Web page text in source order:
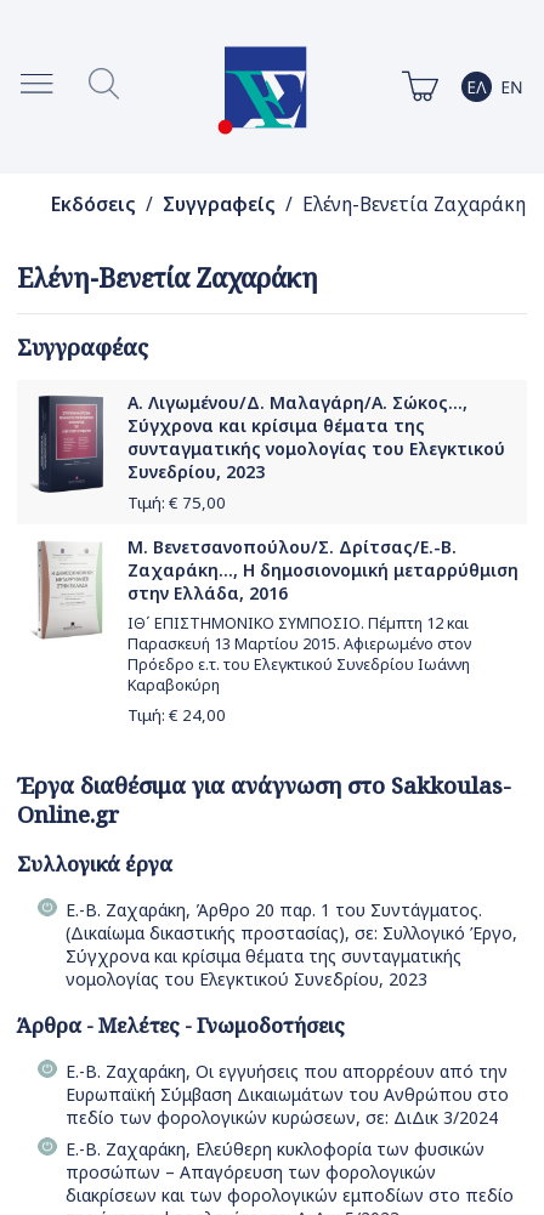
Εκδόσεις / Συγγραφείς / Ελένη-Βενετία Ζαχαράκη
Ελένη-Βενετία Ζαχαράκη
Συγγραφέας
Α. Λιγωμένου/Δ. Μαλαγάρη/Α. Σώκος...,
Σύγχρονα και κρίσιμα θέματα της
συνταγματικής νομολογίας του Ελεγκτικού
Συνεδρίου, 2023
Τιμή: € 75,00
Μ. Βενετσανοπούλου/Σ. Δρίτσας/Ε.-Β.
Ζαχαράκη..., Η δημοσιονομική μεταρρύθμιση
στην Ελλάδα, 2016
ΙΘ΄ ΕΠΙΣΤΗΜΟΝΙΚΟ ΣΥΜΠΟΣΙΟ. Πέµπτη 12 και
Παρασκευή 13 Μαρτίου 2015. Αφιερωμένο στον
Πρόεδρο ε.τ. του Ελεγκτικού Συνεδρίου Ιωάννη
Καραβοκύρη
Τιμή: € 24,00
Έργα διαθέσιμα για ανάγνωση στο Sakkoulas-
Online.gr
Συλλογικά έργα
Ε.-Β. Ζαχαράκη, Άρθρο 20 παρ. 1 του Συντάγματος.
(Δικαίωμα δικαστικής προστασίας), σε: Συλλογικό Έργο,
Σύγχρονα και κρίσιμα θέματα της συνταγματικής
νομολογίας του Ελεγκτικού Συνεδρίου, 2023
Άρθρα - Μελέτες - Γνωμοδοτήσεις
Ε.-Β. Ζαχαράκη, Οι εγγυήσεις που απορρέουν από την
Ευρωπαϊκή Σύμβαση Δικαιωμάτων του Ανθρώπου στο
πεδίο των φορολογικών κυρώσεων, σε: ΔιΔικ 3/2024
Ε.-Β. Ζαχαράκη, Ελεύθερη κυκλοφορία των φυσικών
προσώπων – Απαγόρευση των φορολογικών
διακρίσεων και των φορολογικών εμποδίων στο πεδίο